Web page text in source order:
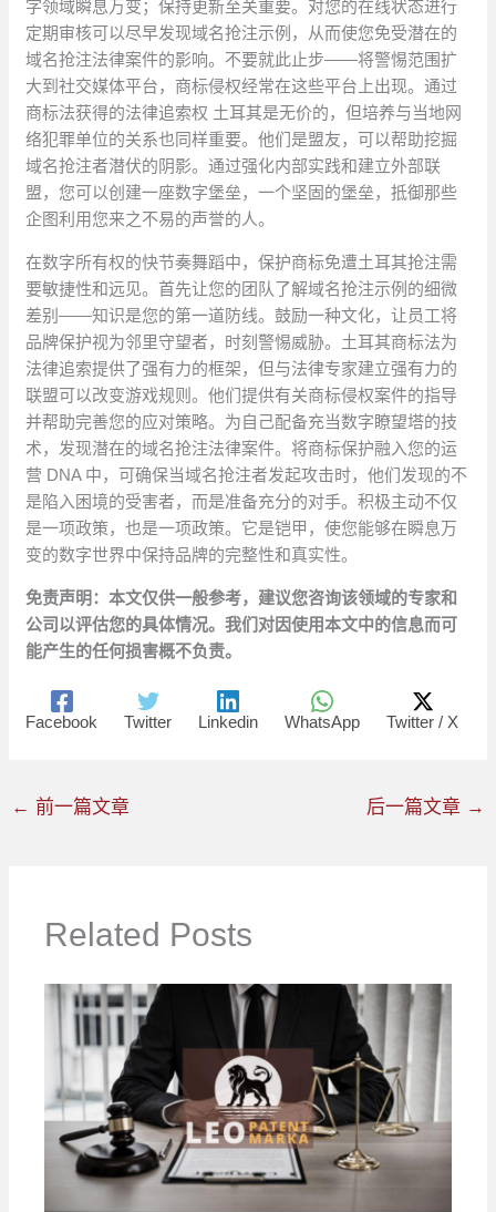
字领域瞬息万变；保持更新至关重要。对您的在线状态进行
定期审核可以尽早发现域名抢注示例，从而使您免受潜在的
域名抢注法律案件的影响。不要就此止步——将警惕范围扩
大到社交媒体平台，商标侵权经常在这些平台上出现。通过
商标法获得的法律追索权 土耳其是无价的，但培养与当地网
络犯罪单位的关系也同样重要。他们是盟友，可以帮助挖掘
域名抢注者潜伏的阴影。通过强化内部实践和建立外部联
盟，您可以创建一座数字堡垒，一个坚固的堡垒，抵御那些
企图利用您来之不易的声誉的人。
在数字所有权的快节奏舞蹈中，保护商标免遭土耳其抢注需
要敏捷性和远见。首先让您的团队了解域名抢注示例的细微
差别——知识是您的第一道防线。鼓励一种文化，让员工将
品牌保护视为邻里守望者，时刻警惕威胁。土耳其商标法为
法律追索提供了强有力的框架，但与法律专家建立强有力的
联盟可以改变游戏规则。他们提供有关商标侵权案件的指导
并帮助完善您的应对策略。为自己配备充当数字瞭望塔的技
术，发现潜在的域名抢注法律案件。将商标保护融入您的运
营 DNA 中，可确保当域名抢注者发起攻击时，他们发现的不
是陷入困境的受害者，而是准备充分的对手。积极主动不仅
是一项政策，也是一项政策。它是铠甲，使您能够在瞬息万
变的数字世界中保持品牌的完整性和真实性。
免责声明：本文仅供一般参考，建议您咨询该领域的专家和
公司以评估您的具体情况。我们对因使用本文中的信息而可
能产生的任何损害概不负责。
Facebook Twitter Linkedin WhatsApp Twitter / X
← 前一篇文章 后一篇文章 →
Related Posts